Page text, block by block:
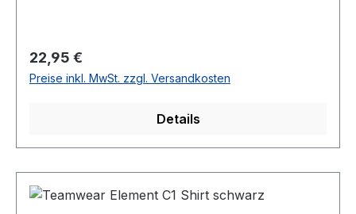
Regulärer Preis:
22,95 €
Preise inkl. MwSt. zzgl. Versandkosten
Details